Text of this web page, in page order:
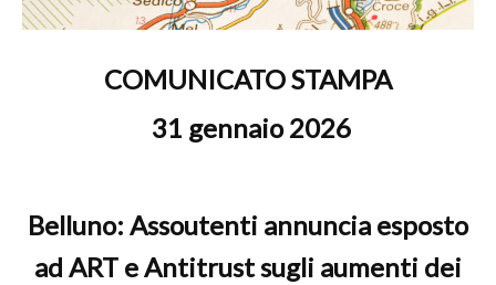
COMUNICATO STAMPA
31 gennaio 2026
Belluno: Assoutenti annuncia esposto
ad ART e Antitrust sugli aumenti dei